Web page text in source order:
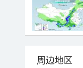
周边地区